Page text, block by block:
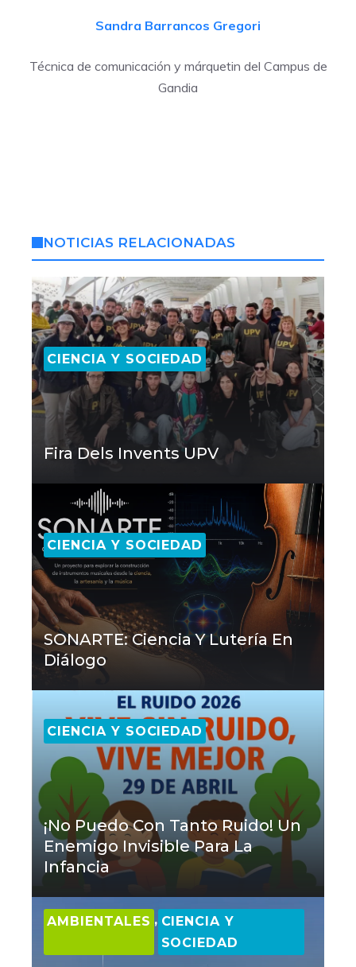
Sandra Barrancos Gregori
Técnica de comunicación y márquetin del Campus de
Gandia
NOTICIAS RELACIONADAS
CIENCIA Y SOCIEDAD
Fira Dels Invents UPV
CIENCIA Y SOCIEDAD
SONARTE: Ciencia Y Lutería En
Diálogo
CIENCIA Y SOCIEDAD
¡No Puedo Con Tanto Ruido! Un
Enemigo Invisible Para La
Infancia
AMBIENTALES , CIENCIA Y
SOCIEDAD